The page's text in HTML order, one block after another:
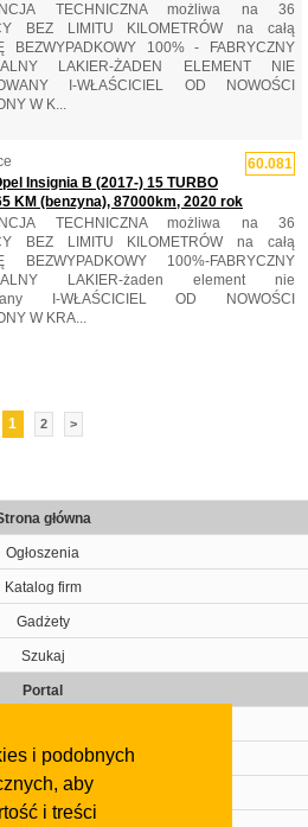
i podobnych
aby
i treści
TECHNICZNA możliwa na 36
BEZ LIMITU KILOMETRÓW na całą
BEZWYPADKOWY 100% - FABRYCZNY
LAKIER-ŻADEN ELEMENT NIE
I-WŁAŚCICIEL OD NOWOŚCI
W K...
60.081
Insignia B (2017-) 15 TURBO
KM (benzyna), 87000km, 2020 rok
TECHNICZNA możliwa na 36
BEZ LIMITU KILOMETRÓW na całą
BEZWYPADKOWY 100%-FABRYCZNY
LAKIER-żaden element nie
I-WŁAŚCICIEL OD NOWOŚCI
W KRA...
1 2 >
główna
Ogłoszenia
Katalog firm
Gadżety
Szukaj
Portal
Kontakt
Regulamin